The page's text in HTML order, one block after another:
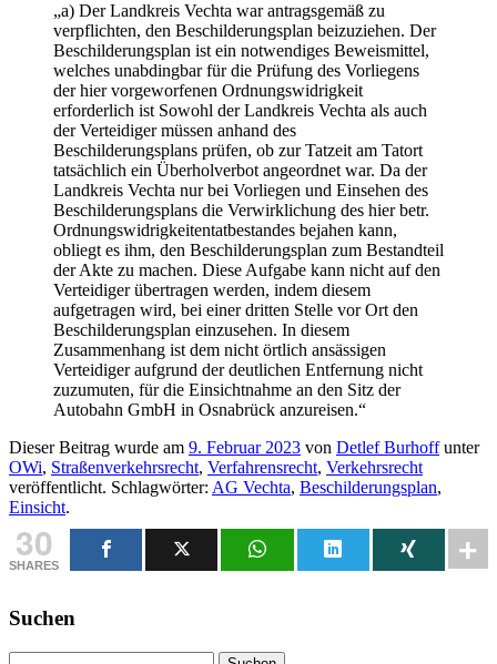
„a) Der Landkreis Vechta war antragsgemäß zu
verpflichten, den Beschilderungsplan beizuziehen. Der
Beschilderungsplan ist ein notwendiges Beweismittel,
welches unabdingbar für die Prüfung des Vorliegens
der hier vorgeworfenen Ordnungswidrigkeit
erforderlich ist Sowohl der Landkreis Vechta als auch
der Verteidiger müssen anhand des
Beschilderungsplans prüfen, ob zur Tatzeit am Tatort
tatsächlich ein Überholverbot angeordnet war. Da der
Landkreis Vechta nur bei Vorliegen und Einsehen des
Beschilderungsplans die Verwirklichung des hier betr.
Ordnungswidrigkeitentatbestandes bejahen kann,
obliegt es ihm, den Beschilderungsplan zum Bestandteil
der Akte zu machen. Diese Aufgabe kann nicht auf den
Verteidiger übertragen werden, indem diesem
aufgetragen wird, bei einer dritten Stelle vor Ort den
Beschilderungsplan einzusehen. In diesem
Zusammenhang ist dem nicht örtlich ansässigen
Verteidiger aufgrund der deutlichen Entfernung nicht
zuzumuten, für die Einsichtnahme an den Sitz der
Autobahn GmbH in Osnabrück anzureisen.“
Dieser Beitrag wurde am 9. Februar 2023 von Detlef Burhoffunter
OWi, Straßenverkehrsrecht, Verfahrensrecht, Verkehrsrecht
veröffentlicht. Schlagwörter: AG Vechta, Beschilderungsplan,
Einsicht.
30
SHARES
Suchen